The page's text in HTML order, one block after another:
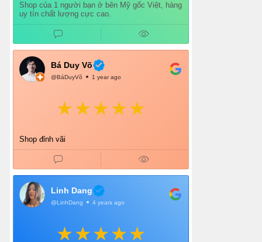
Shop của 1 người bạn ở bên Mỹ gốc Việt, hàng
uy tín chất lượng cực cao.
Bá Duy Võ
@BáDuyVõ 1 year ago
Shop đỉnh vãi
Linh Dang
@LinhDang 4 years ago